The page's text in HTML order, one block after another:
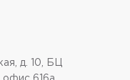
д. 10, БЦ
616а.